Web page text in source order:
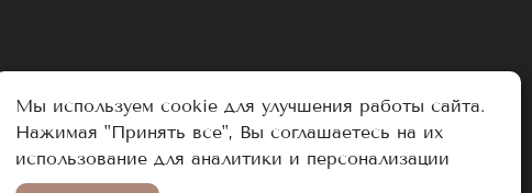
Мы используем cookie для улучшения работы сайта.
Нажимая "Принять все", Вы соглашаетесь на их
использование для аналитики и персонализации